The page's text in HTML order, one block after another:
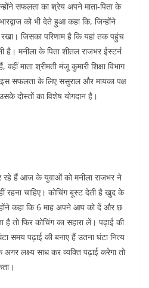
सफलता का श्रेय अपने माता-पिता के
को भी देते हुआ कहा कि, जिन्होंने
रखा। जिसका परिणाम है कि यहां तक पहुंच
मनीला के पिता शीतल राजभर ईस्टर्न
माता श्रीमती मंजू कुमारी शिक्षा विभाग
इस सफलता के लिए ससुराल और मायका पक्ष
दोस्तों का विशेष योगदान है।
कर रहे हैं आज के युवाओं को मनीला राजभर ने
रहना चाहिए। कोचिंग बूस्ट देती है खुद के
कहा कि 6 माह अपने आप को दें और छ
तो फिर कोचिंग का सहारा लें। पढ़ाई की
समय पढ़ाई की बनाए हैं उतना घंटा नित्य
अगर लक्ष्य साध कर व्यक्ति पढ़ाई करेगा तो